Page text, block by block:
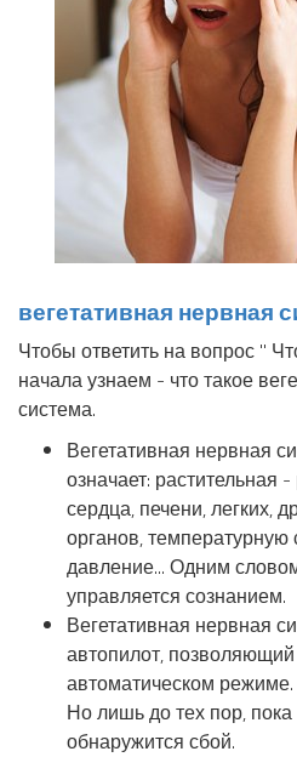
вегетативная нервная
Чтобы ответить на вопрос "
начала узнаем - что такое
система.
Вегетативная нервная
означает: растительная
сердца, печени, легких,
органов, температурную
давление... Одним
управляется сознанием.
Вегетативная нервная
автопилот,
автоматическом
Но лишь до тех пор,
обнаружится сбой.